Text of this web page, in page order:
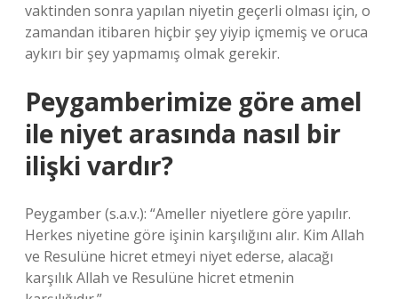
vaktinden sonra yapılan niyetin geçerli olması için, o
zamandan itibaren hiçbir şey yiyip içmemiş ve oruca
aykırı bir şey yapmamış olmak gerekir.
Peygamberimize göre amel
ile niyet arasında nasıl bir
ilişki vardır?
Peygamber (s.a.v.): “Ameller niyetlere göre yapılır.
Herkes niyetine göre işinin karşılığını alır. Kim Allah
ve Resulüne hicret etmeyi niyet ederse, alacağı
karşılık Allah ve Resulüne hicret etmenin